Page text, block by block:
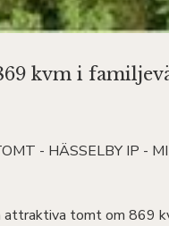
kvm i
- HÄSSELBY IP -
attraktiva tomt om 869